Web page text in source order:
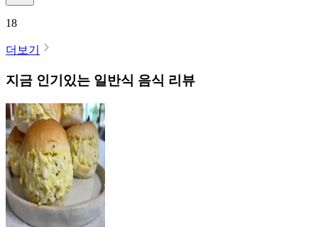
18
더보기
지금 인기있는 일반식 음식 리뷰